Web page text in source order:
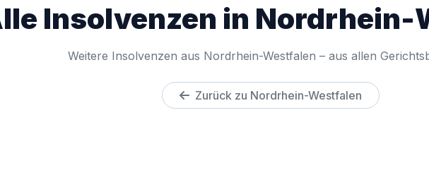
Insolvenzen in Nordrhein-
Weitere Insolvenzen aus Nordrhein-Westfalen – aus allen
Zurück zu Nordrhein-Westfalen